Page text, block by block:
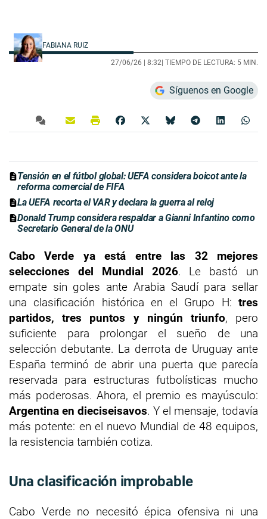
FABIANA RUIZ
27/06/26 | 8:32| TIEMPO DE LECTURA: 5 MIN.
Síguenos en Google
Tensión en el fútbol global: UEFA considera boicot ante la
reforma comercial de FIFA
La UEFA recorta el VAR y declara la guerra al reloj
Donald Trump considera respaldar a Gianni Infantino como
Secretario General de la ONU
Cabo Verde ya está entre las 32 mejores
selecciones del Mundial 2026. Le bastó un
empate sin goles ante Arabia Saudí para sellar
una clasificación histórica en el Grupo H: tres
partidos, tres puntos y ningún triunfo, pero
suficiente para prolongar el sueño de una
selección debutante. La derrota de Uruguay ante
España terminó de abrir una puerta que parecía
reservada para estructuras futbolísticas mucho
más poderosas. Ahora, el premio es mayúsculo:
Argentina en dieciseisavos. Y el mensaje, todavía
más potente: en el nuevo Mundial de 48 equipos,
la resistencia también cotiza.
Una clasificación improbable
Cabo Verde no necesitó épica ofensiva ni una